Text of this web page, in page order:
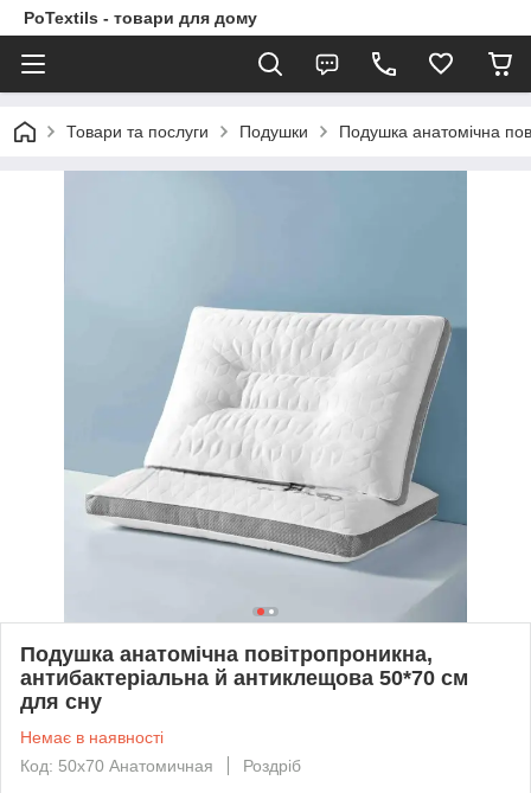
PoTextils - товари для дому
Товари та послуги Подушки Подушка анатомічна
Подушка анатомічна повітропроникна,
антибактеріальна й антиклещова 50*70 см
для сну
Немає в наявності
Код: 50х70 Анатомичная
Роздріб